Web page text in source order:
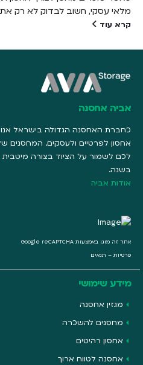
מלאי עסקי, חשוב לבדוק לא רק את
קרא עוד
אביה אחסנה
כחברת האחסנה הגדולה בישראל
אחסון לפרטיים ולעסקים. המחסנים
לכם לשמור על הציוד בצורה מיטבית
בשנה.
אודות אביה
אתר זה מוגן באמצעות Google reCAPTCHA
פרטיות – תנאים
מידע שימושי
מגזין אחסנה
מחסנים להשכרה
אחסון רהיטים
אחסנה לטווח ארוך